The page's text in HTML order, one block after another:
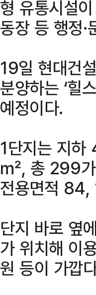
형 유통시설
동장 등 행정
19일 현대건
분양하는 ‘힐
예정이다.
1단지는 지
㎡, 총 299가
전용면적
단지 바로 옆
가 위치해 이
원 등이 가깝